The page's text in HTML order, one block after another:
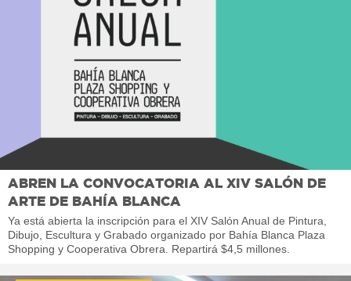
ABREN LA CONVOCATORIA AL XIV SALÓN DE
ARTE DE BAHÍA BLANCA
Ya está abierta la inscripción para el XIV Salón Anual de Pintura,
Dibujo, Escultura y Grabado organizado por Bahía Blanca Plaza
Shopping y Cooperativa Obrera. Repartirá $4,5 millones.